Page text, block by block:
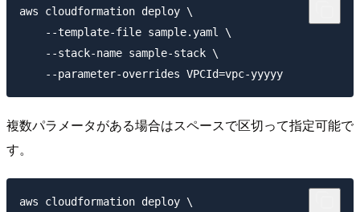
aws cloudformation deploy \
    --template-file sample.yaml \
    --stack-name sample-stack \
複数パラメータがある場合はスペースで区切って指定可能で
す。
aws cloudformation deploy \